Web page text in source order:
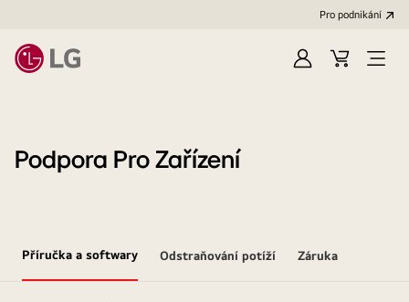
Pro podnikání
Přihlásit
Váš
Open
Podpora Pro Zařízení
Příručka a softwary Odstraňování potíží Záruka